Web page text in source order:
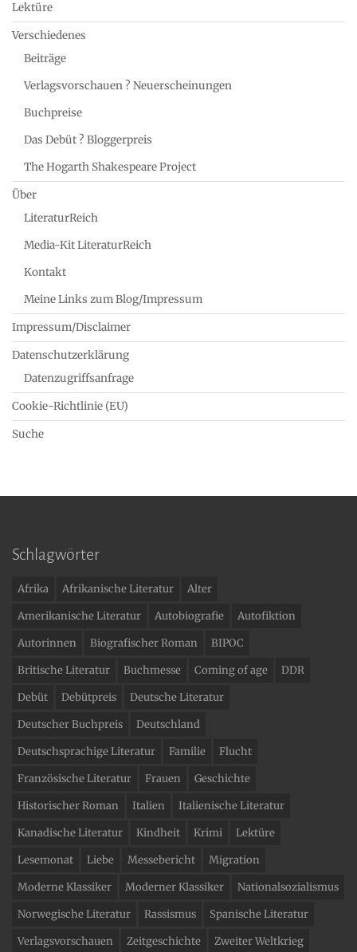
Lektüre
Verschiedenes
Beiträge
Verlagsvorschauen ? Neuerscheinungen
Buchpreise
Das Debüt ? Bloggerpreis
The Hogarth Shakespeare Project
Über
LiteraturReich
Media-Kit LiteraturReich
Kontakt
Meine Links zum Blog/Impressum
Impressum/Disclaimer
Datenschutzerklärung
Datenzugriffsanfrage
Cookie-Richtlinie (EU)
Suche
Schlagwörter
Afrika Afrikanische Literatur
Alter
Amerikanische Literatur
Autobiografie
Autofiktion
Autorinnen
Biografischer Roman
BIPOC
Britische Literatur
Buchmesse Coming of age
DDR
Debüt
Debütpreis
Deutsche Literatur
Deutscher Buchpreis
Deutschland
Deutschsprachige Literatur
Familie
Flucht
Französische Literatur
Frauen
Geschichte
Historischer Roman
Italien
Italienische Literatur
Kanadische Literatur
Kindheit Krimi
Lektüre
Lesemonat
Liebe Messebericht
Migration
Moderne Klassiker
Moderner Klassiker
Nationalsozialismus
Norwegische Literatur
Rassismus
Spanische Literatur
Verlagsvorschauen
Zeitgeschichte Zweiter Weltkrieg